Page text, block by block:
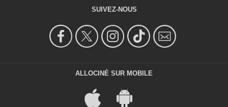
SUIVEZ-NOUS
ALLOCINÉ SUR MOBILE